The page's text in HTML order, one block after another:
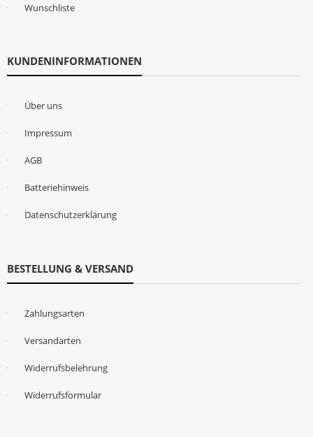
Wunschliste
KUNDENINFORMATIONEN
Über uns
Impressum
AGB
Batteriehinweis
Datenschutzerklärung
BESTELLUNG & VERSAND
Zahlungsarten
Versandarten
Widerrufsbelehrung
Widerrufsformular